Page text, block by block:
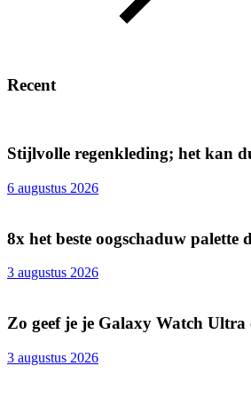
Recent
Stijlvolle regenkleding; het kan
6 augustus 2026
8x het beste oogschaduw palette
3 augustus 2026
Zo geef je je Galaxy Watch Ultra
3 augustus 2026